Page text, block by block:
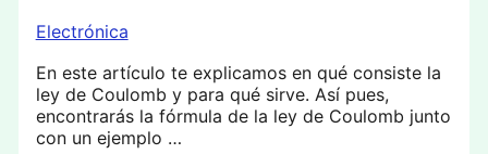
Electrónica
En este artículo te explicamos en qué consiste la
ley de Coulomb y para qué sirve. Así pues,
encontrarás la fórmula de la ley de Coulomb junto
con un ejemplo …